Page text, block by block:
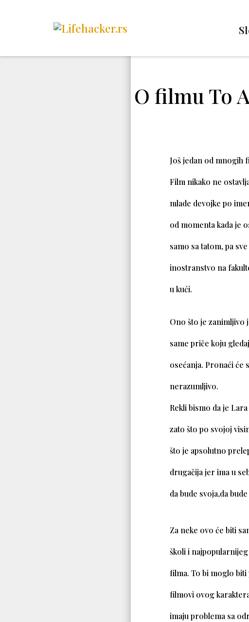
O filmu To
Još jedan od mnogih
Film nikako ne
mlade devojke po
od momenta kada je
samo sa tatom, pa
inostranstvo na
u kući.
Ono što je zanimljivo
same priče koju
osećanja. Pronaći će
nerazumljivo.
Rekli bismo da je
zato što po svojoj
što je apsolutno
drugačija jer ima u
da bude svoja,da
Za neke ovo će biti
školi i
filma. To bi moglo
filmovi ovog
imaju problema sa